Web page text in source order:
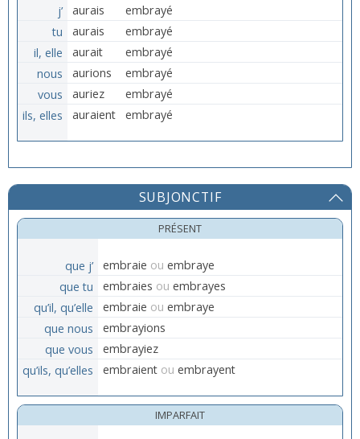
j’ aurais
embrayé
tu
aurais
embrayé
il, elle
aurait
embrayé
nous
aurions
embrayé
vous
auriez
embrayé
ils, elles
auraient embrayé
SUBJONCTIF
PRÉSENT
que j’ embraie ou embraye
que tu
embraies ou embrayes
qu’il, qu’elle
embraie ou embraye
que nous
embrayions
que vous
embrayiez
qu’ils, qu’elles
embraient ou embrayent
IMPARFAIT